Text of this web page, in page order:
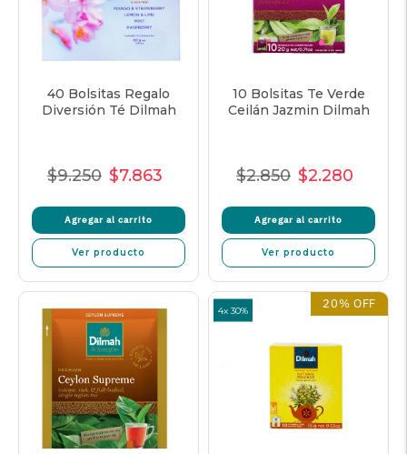
40 Bolsitas Regalo
Diversión Té Dilmah
Precio
$9.250 Precio
oferta
$7.863
Agregar al carrito
Ver producto
10 Bolsitas Te Verde
Ceilán Jazmin Dilmah
Precio
$2.850 Precio
oferta
$2.280
Agregar al carrito
Ver producto
4x 30% 20% OFF